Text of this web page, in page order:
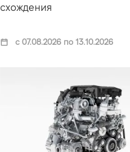
схождения
с 07.08.2026 по 13.10.2026